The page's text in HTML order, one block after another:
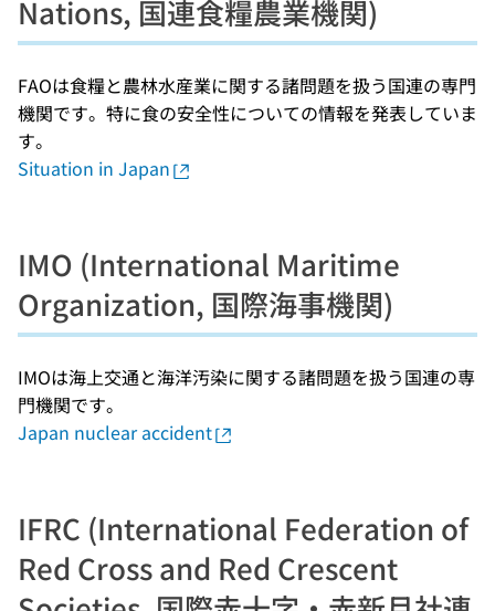
Nations, 国連食糧農業機関)
FAOは食糧と農林水産業に関する諸問題を扱う国連の専門
機関です。特に食の安全性についての情報を発表していま
す。
Situation in Japan
IMO (International Maritime
Organization, 国際海事機関)
IMOは海上交通と海洋汚染に関する諸問題を扱う国連の専
門機関です。
Japan nuclear accident
IFRC (International Federation of
Red Cross and Red Crescent